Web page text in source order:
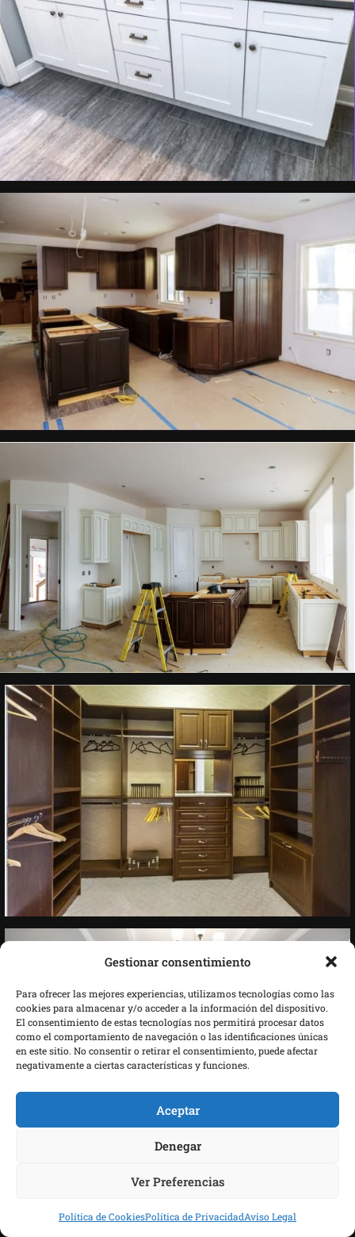
Gestionar consentimiento
Para ofrecer las mejores experiencias, utilizamos tecnologías como las
cookies para almacenar y/o acceder a la información del dispositivo.
El consentimiento de estas tecnologías nos permitirá procesar datos
como el comportamiento de navegación o las identificaciones únicas
en este sitio. No consentir o retirar el consentimiento, puede afectar
negativamente a ciertas características y funciones.
Aceptar
Denegar
Ver Preferencias
Política de CookiesPolítica de PrivacidadAviso Legal